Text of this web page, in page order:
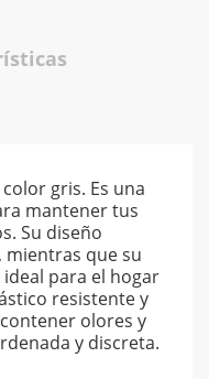
gris. Es una
mantener tus
Su diseño
mientras que su
para el hogar
resistente y
olores y
y discreta.